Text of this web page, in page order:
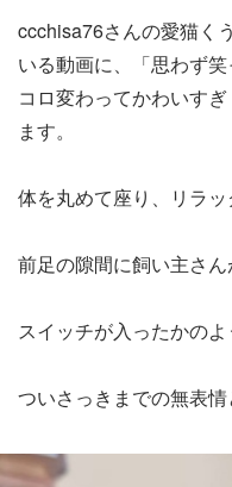
ccchisa76さんの愛猫く
いる動画に、「思わず
コロ変わってかわいす
ます。
体を丸めて座り、リラッ
前足の隙間に飼い主さ
スイッチが入ったかのよ
ついさっきまでの無表情